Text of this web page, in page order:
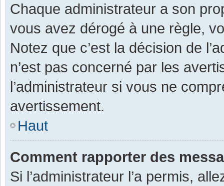
Chaque administrateur a son
vous avez dérogé à une règle,
Notez que c’est la décision de
n’est pas concerné par les
l’administrateur si vous ne
avertissement.
Haut
Comment rapporter des
Si l’administrateur l’a permis,